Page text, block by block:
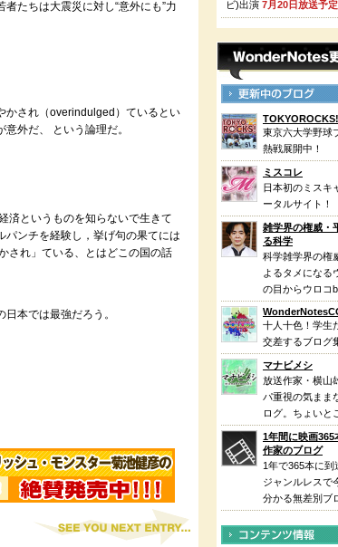
たちは大震災に対し“意外にも”力
かされ（overindulged）ているとい
外だ、 という論理だ。
というものを知らないで生きて
パンチを経験し，挙げ句の果てには
され」ている、とはどこの国の話
本では最強だろう。
ビ)出演 7月20日放送予定
東京六大学野球
熱戦展開中！
ミスコレ
日本初のミスキ
ータルサイト！
雑学界の権威・
る科学
科学雑学界の権
よるタメになる
の目からウロコ
十人十色！学生
交差するブログ
マナビメシ
放送作家・横山
パ重視の気まま
ログ。ちょいと
1年間に映画365
作家のブログ
1年で365本に到
ジャンルレスで
分かる無差別ブ